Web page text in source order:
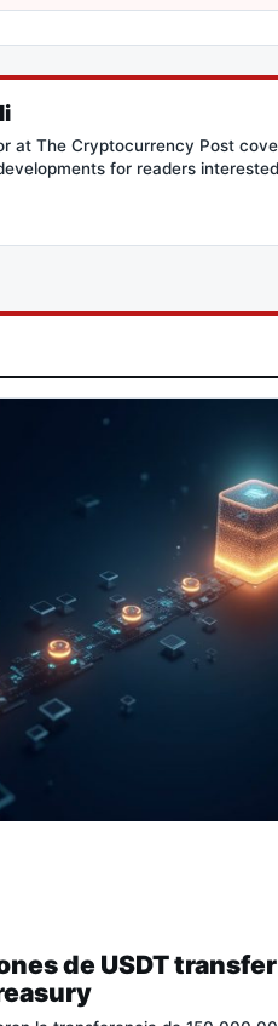
at The Cryptocurrency Post
for readers
de USDT